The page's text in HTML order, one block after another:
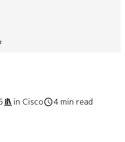
in Cisco 4 min read
RP/0/0/CPU0:ios#